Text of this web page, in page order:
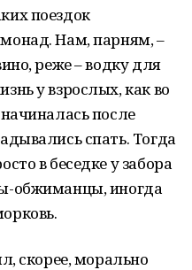
поездок
Нам, парням, –
реже – водку для
у взрослых, как во
после
спать. Тогда
в беседке у забора
обжиманцы, иногда
скорее, морально